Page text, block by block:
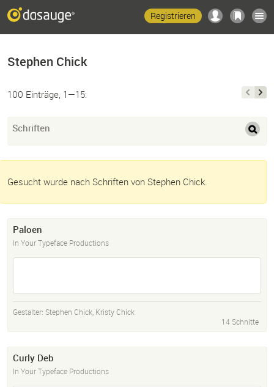
Registrieren
Stephen Chick
100 Einträge, 1—15:
Schriften
Gesucht wurde nach Schriften von Stephen Chick.
Paloen
In Your Typeface Productions
Gestalter: Stephen Chick, Kristy Chick
14 Schnitte
Curly Deb
In Your Typeface Productions